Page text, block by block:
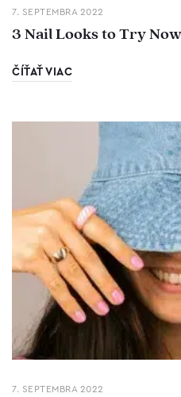
7. SEPTEMBRA 2022
3 Nail Looks to Try
ČÍŤAŤ VIAC
7. SEPTEMBRA 2022